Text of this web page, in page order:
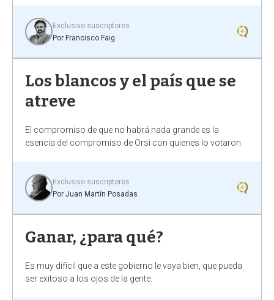
Exclusivo suscriptores
Por Francisco Faig
Los blancos y el país que se
atreve
El compromiso de que no habrá nada grande es la
esencia del compromiso de Orsi con quienes lo votaron.
Exclusivo suscriptores
Por Juan Martín Posadas
Ganar, ¿para qué?
Es muy difícil que a este gobierno le vaya bien, que pueda
ser exitoso a los ojos de la gente.